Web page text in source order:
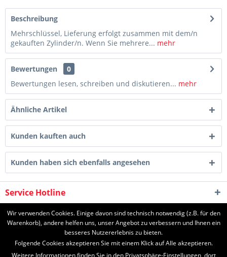
Beschreibung
Mehrschlüssel, Lieferung erfolgt zusammen mit dem/n
gekauften Zylinder/n. Wenn Sie mehrere... mehr
Bewertungen
0
Bewertungen lesen, schreiben und diskutieren... mehr
Ähnliche Artikel
Kunden kauften auch
Kunden haben sich ebenfalls angesehen
Service Hotline
Shop Service
Wir verwenden Cookies. Einige davon sind technisch notwendig (z.B. für den
Warenkorb), andere helfen uns, unser Angebot zu verbessern und Ihnen ein
besseres Nutzererlebnis zu bieten.
Folgende Cookies akzeptieren Sie mit einem Klick auf Alle akzeptieren.
Weitere Informationen finden Sie in den Privatsphäre-Einstellungen, dort